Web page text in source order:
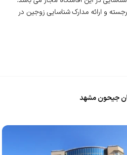
و ارائه مدارک شناسایی زوجین در
جیحون مشهد